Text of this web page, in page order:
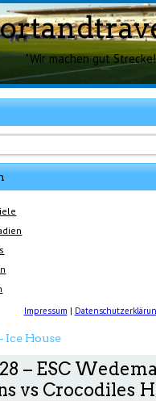
"Wir machen gut
Impressum |
Ice House
– ESC
vs Crocodiles